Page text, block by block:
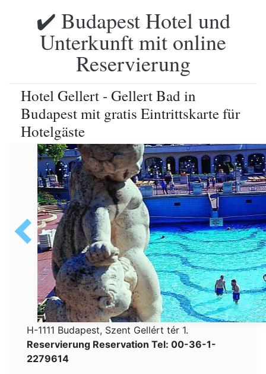
✔️ Budapest Hotel und
Unterkunft mit online
Reservierung
Hotel Gellert - Gellert Bad in
Budapest mit gratis Eintrittskarte für
Hotelgäste
H-1111 Budapest, Szent Gellért tér 1.
Reservierung Reservation Tel: 00-36-1-
2279614